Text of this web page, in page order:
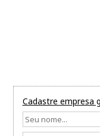
Cadastre empresa